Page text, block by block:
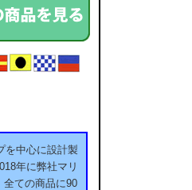
を中心に設計製
年に弊社マリ
全ての商品に90